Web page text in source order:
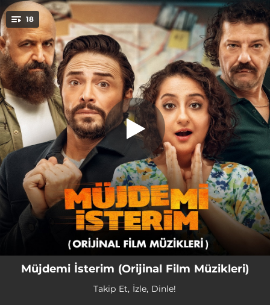
You're all set!
18 Müjdemi İsterim
Müjdemi İsterim
01:06
Club 1 / Hesaplar Enişteden
05:35
Aşk Olsun
01:36
Biz Buraya Nasıl Geldik?
00:27
Ben Öldürmedim
01:27
Baba Bulut Kapışma
00:58
Bir Planın Var Mı?
03:22
Bu Çocuk Senden
00:38
Club 2 / Sat Bütün Otelleri
Bulut Manşetlerde
Müjdemi İsterim (Orijinal Film Müzikleri)
Takip Et, İzle, Dinle!